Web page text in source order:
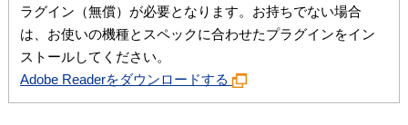
ラグイン（無償）が必要となります。お持ちでない場合
は、お使いの機種とスペックに合わせたプラグインをイン
ストールしてください。
Adobe Readerをダウンロードする